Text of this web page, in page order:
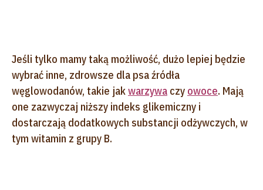
Jeśli tylko mamy taką możliwość, dużo lepiej będzie
wybrać inne, zdrowsze dla psa źródła
węglowodanów, takie jakwarzywa czy owoce. Mają
one zazwyczaj niższy indeks glikemiczny i
dostarczają dodatkowych substancji odżywczych, w
tym witamin z grupy B.